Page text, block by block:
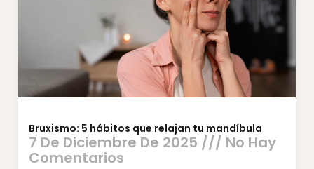
Bruxismo: 5 hábitos que relajan tu mandíbula
7 De Diciembre De 2025 No Hay
Comentarios